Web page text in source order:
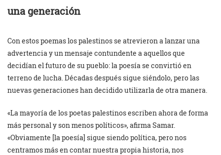
una generación
Con estos poemas los palestinos se atrevieron a lanzar una
advertencia y un mensaje contundente a aquellos que
decidían el futuro de su pueblo: la poesía se convirtió en
terreno de lucha. Décadas después sigue siéndolo, pero las
nuevas generaciones han decidido utilizarla de otra manera.
«La mayoría de los poetas palestinos escriben ahora de forma
más personal y son menos políticos», afirma Samar.
«Obviamente [la poesía] sigue siendo política, pero nos
centramos más en contar nuestra propia historia, nos